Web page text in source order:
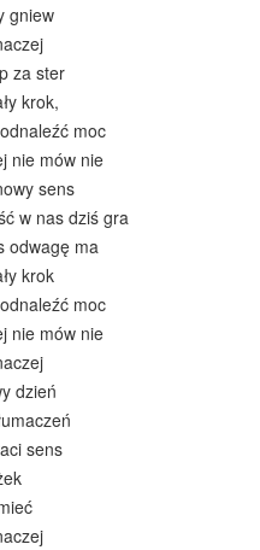
gniew
za ster
krok,
moc
nie mów nie
sens
w nas dziś gra
odwagę ma
krok
moc
nie mów nie
dzień
sens